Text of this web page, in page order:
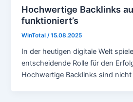
Hochwertige Backlinks
funktioniert’s
WinTotal/15.08.2025
In der heutigen digitale Welt
entscheidende Rolle für den
Hochwertige Backlinks sind nicht